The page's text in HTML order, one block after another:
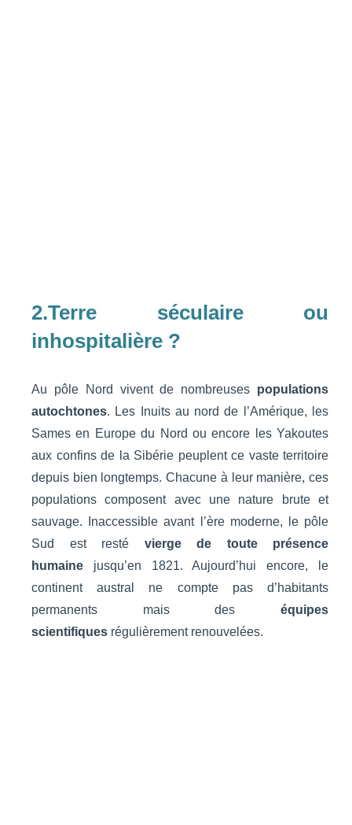
2.Terre séculaire ou
inhospitalière ?
Au pôle Nord vivent de nombreuses populations
autochtones. Les Inuits au nord de l’Amérique, les
Sames en Europe du Nord ou encore les Yakoutes
aux confins de la Sibérie peuplent ce vaste territoire
depuis bien longtemps. Chacune à leur manière, ces
populations composent avec une nature brute et
sauvage. Inaccessible avant l’ère moderne, le pôle
Sud est resté vierge de toute présence
humaine jusqu’en 1821. Aujourd’hui encore, le
continent austral ne compte pas d’habitants
permanents mais des équipes
scientifiques régulièrement renouvelées.